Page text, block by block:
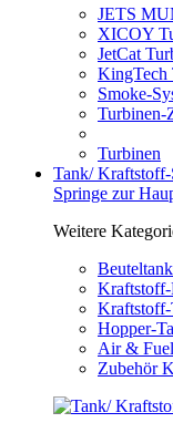
JETS
XICOY
JetCat
KingTech
Smoke-
Turbinen-
Turbinen
Tank/ Kraftstoff-
Springe zur
Weitere
Kraftstoff-
Hopper-
Air &
Zubehör